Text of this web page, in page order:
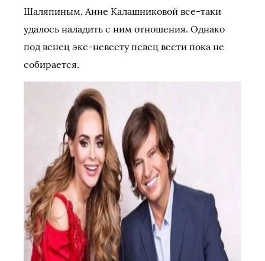
Шаляпиным, Анне Калашниковой все-таки
удалось наладить с ним отношения. Однако
под венец экс-невесту певец вести пока не
собирается.